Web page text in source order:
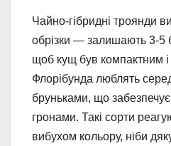
Чайно-гібридні троянди
обрізки — залишають 3-5
щоб кущ був компактним і
Флорібунда люблять
бруньками, що
гронами. Такі сорти
вибухом кольору, ніби